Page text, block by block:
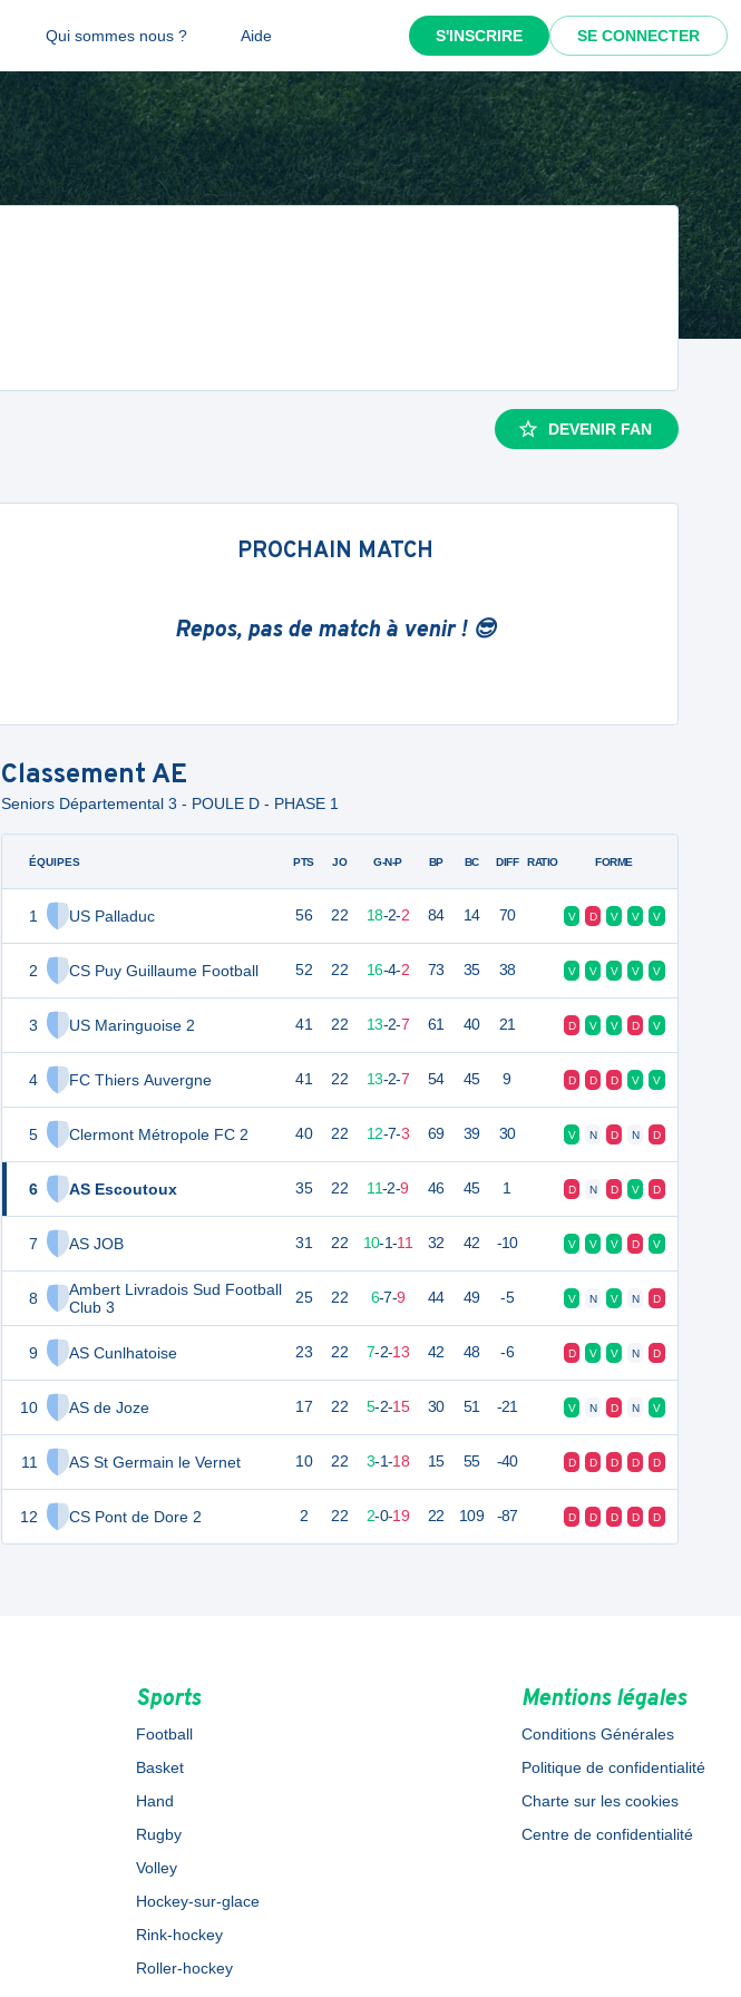
Qui sommes nous ? Aide S'INSCRIRE SE CONNECTER
DEVENIR FAN
PROCHAIN MATCH
Repos, pas de match à venir ! 😎
Classement AE
Seniors Départemental 3 - POULE D - PHASE 1
ÉQUIPES
1 US Palladuc
2 CS Puy Guillaume Football
3 US Maringuoise 2
4 FC Thiers Auvergne
5 Clermont Métropole FC 2
6 AS Escoutoux
7 AS JOB
8
Ambert Livradois Sud Football
Club 3
9 AS Cunlhatoise
10 AS de Joze
11 AS St Germain le Vernet
12 CS Pont de Dore 2
PTS JO G-N-P BP BC DIFF RATIO FORME
56 22 18-2-2 84 14 70 V D V V V
52 22 16-4-2 73 35 38 V V V V V
41 22 13-2-7 61 40 21 D V V D V
41 22 13-2-7 54 45 9 D D D V V
40 22 12-7-3 69 39 30 V N D N D
35 22 11-2-9 46 45 1 D N D V D
31 22 10-1-11 32 42 -10 V V V D V
25 22 6-7-9 44 49 -5 V N V N D
23 22 7-2-13 42 48 -6 D V V N D
17 22 5-2-15 30 51 -21 V N D N V
10 22 3-1-18 15 55 -40 D D D D D
2 22 2-0-19 22 109 -87 D D D D D
Sports
Football
Basket
Hand
Rugby
Volley
Hockey-sur-glace
Rink-hockey
Roller-hockey
Mentions légales
Conditions Générales
Politique de confidentialité
Charte sur les cookies
Centre de confidentialité